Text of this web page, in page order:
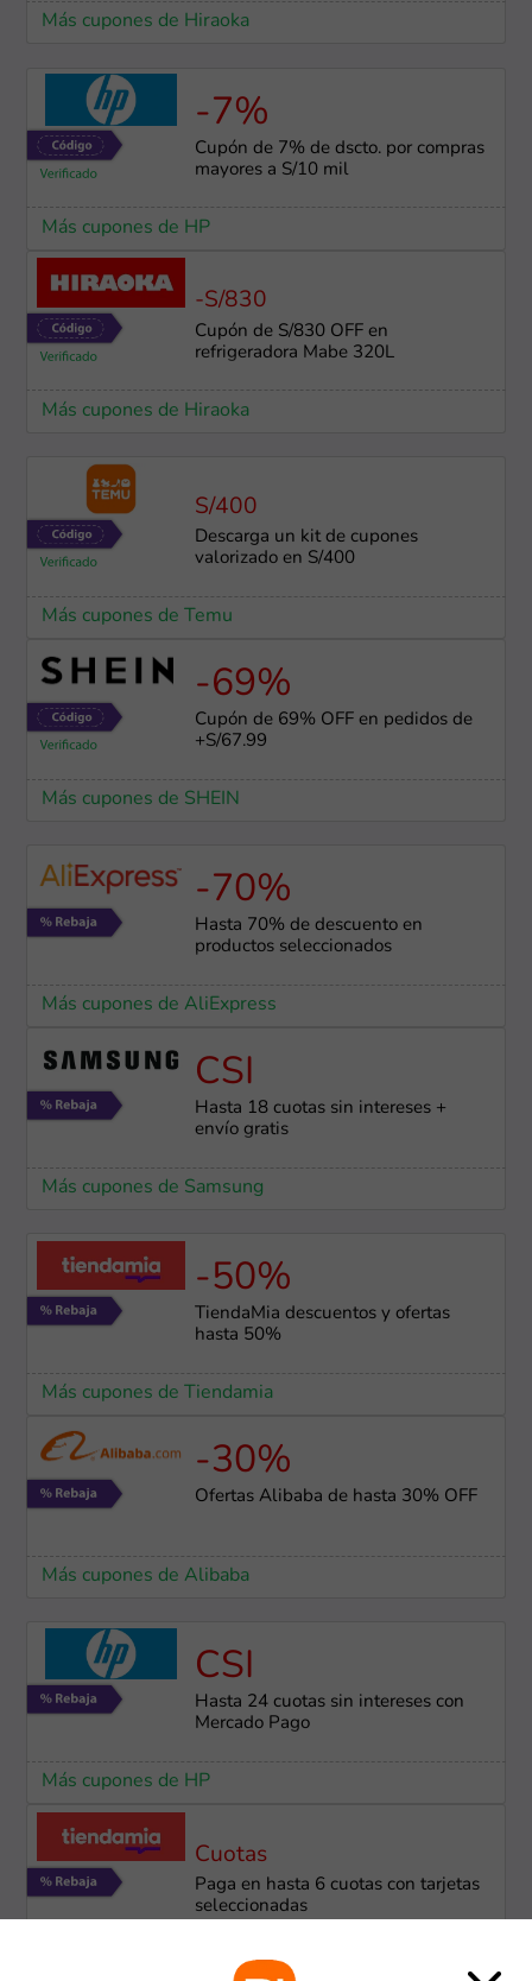
Más cupones de Hiraoka
-7%
Cupón de 7% de dscto. por compras
mayores a S/10 mil
Más cupones de HP
-S/830
Cupón de S/830 OFF en
refrigeradora Mabe 320L
Más cupones de Hiraoka
S/400
Descarga un kit de cupones
valorizado en S/400
Más cupones de Temu
-69%
Cupón de 69% OFF en pedidos de
+S/67.99
Más cupones de SHEIN
-70%
Hasta 70% de descuento en
productos seleccionados
Más cupones de AliExpress
CSI
Hasta 18 cuotas sin intereses +
envío gratis
Más cupones de Samsung
-50%
TiendaMia descuentos y ofertas
hasta 50%
Más cupones de Tiendamia
-30%
Ofertas Alibaba de hasta 30% OFF
Más cupones de Alibaba
CSI
Hasta 24 cuotas sin intereses con
Mercado Pago
Más cupones de HP
Cuotas
Paga en hasta 6 cuotas con tarjetas
seleccionadas
Más cupones de Tiendamia